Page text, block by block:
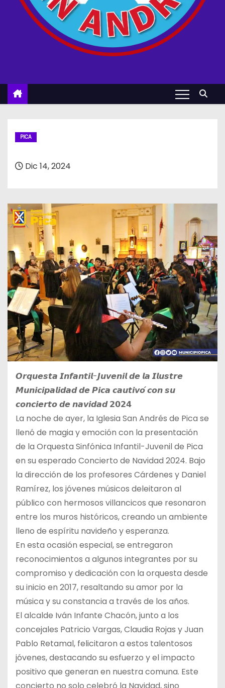
PICA
Dic 14, 2024
𝙊𝙧𝙦𝙪𝙚𝙨𝙩𝙖 𝙄𝙣𝙛𝙖𝙣𝙩𝙞𝙡-𝙅𝙪𝙫𝙚𝙣𝙞𝙡 𝙙𝙚 𝙡𝙖 𝙄𝙡𝙪𝙨𝙩𝙧𝙚
𝙈𝙪𝙣𝙞𝙘𝙞𝙥𝙖𝙡𝙞𝙙𝙖𝙙 𝙙𝙚 𝙋𝙞𝙘𝙖 𝙘𝙖𝙪𝙩𝙞𝙫𝙤́ 𝙘𝙤𝙣 𝙨𝙪
𝙘𝙤𝙣𝙘𝙞𝙚𝙧𝙩𝙤 𝙙𝙚 𝙣𝙖𝙫𝙞𝙙𝙖𝙙 𝟮𝟬𝟮𝟰
La noche de ayer, la Iglesia San Andrés de Pica se
llenó de magia y emoción con la presentación
de la Orquesta Sinfónica Infantil-Juvenil de Pica
en su esperado Concierto de Navidad 2024. Bajo
la dirección de los profesores Cárdenes y Daniel
Ramírez, los jóvenes músicos deleitaron al
público con hermosos villancicos que resonaron
entre los muros históricos, creando un ambiente
lleno de espíritu navideño y esperanza.
En esta ocasión especial, se entregaron
reconocimientos a algunos integrantes por su
compromiso y dedicación con la orquesta desde
su inicio en 2017, resaltando su amor por la
música y su constancia a través de los años.
El alcalde Iván Infante Chacón, junto a los
concejales Patricio Vargas, Claudia Rojas y Juan
Pablo Retamal, felicitaron a estos talentosos
jóvenes, destacando su esfuerzo y el impacto
positivo que generan en nuestra comuna. Este
concierto no solo celebró la Navidad, sino